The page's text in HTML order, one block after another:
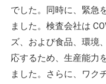
でした。同時に、緊急
ました。検査会社は
ズ、および食品、環境
応するため、生産能力
ました。さらに、ワク